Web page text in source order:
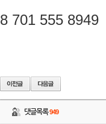
8 701 555 8949
댓글목록949